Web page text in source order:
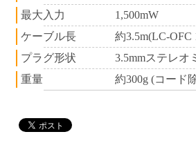
最大入力
1,500mW
ケーブル長
約3.5m(LC-
プラグ形状
3.5mmステレオ
重量
約300g (コード